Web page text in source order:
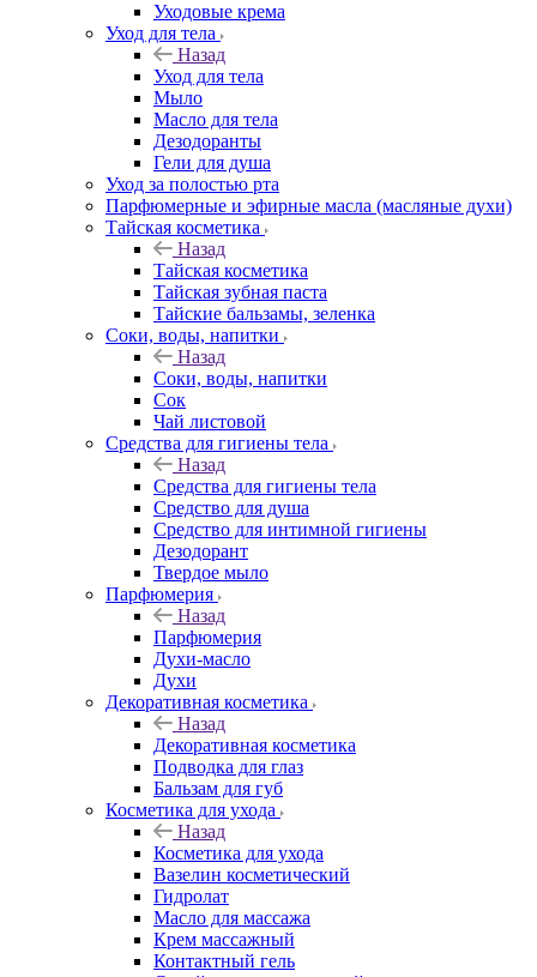
Уходовые крема
Уход для тела
Назад
Уход для тела
Мыло
Масло для тела
Дезодоранты
Гели для душа
Уход за полостью рта
Парфюмерные и эфирные масла (масляные духи)
Тайская косметика
Назад
Тайская косметика
Тайская зубная паста
Тайские бальзамы, зеленка
Соки, воды, напитки
Назад
Соки, воды, напитки
Сок
Чай листовой
Средства для гигиены тела
Назад
Средства для гигиены тела
Средство для душа
Средство для интимной гигиены
Дезодорант
Твердое мыло
Парфюмерия
Назад
Парфюмерия
Духи-масло
Духи
Декоративная косметика
Назад
Декоративная косметика
Подводка для глаз
Бальзам для губ
Косметика для ухода
Назад
Косметика для ухода
Вазелин косметический
Гидролат
Масло для массажа
Крем массажный
Контактный гель